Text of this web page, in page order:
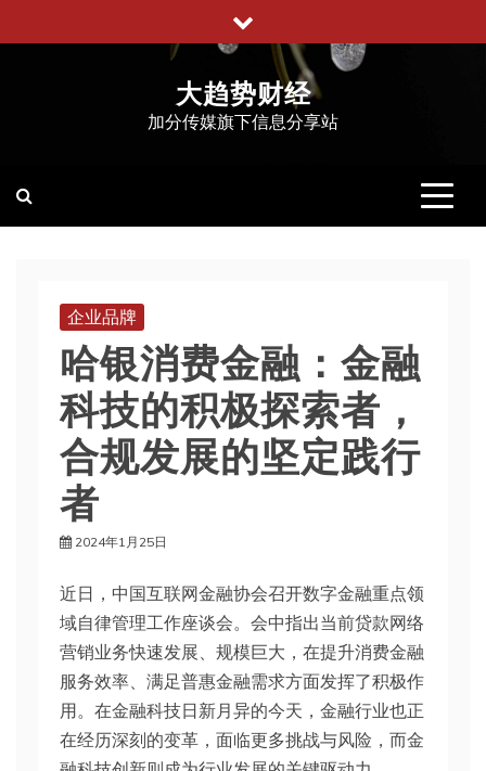
至
大趋势财经
加分传媒旗下信息分享站
企业品牌
哈银消费金融：金融
科技的积极探索者，
合规发展的坚定践行
者
2024年1月25日
近日，中国互联网金融协会召开数字金融重点领
域自律管理工作座谈会。会中指出当前贷款网络
营销业务快速发展、规模巨大，在提升消费金融
服务效率、满足普惠金融需求方面发挥了积极作
用。在金融科技日新月异的今天，金融行业也正
在经历深刻的变革，面临更多挑战与风险，而金